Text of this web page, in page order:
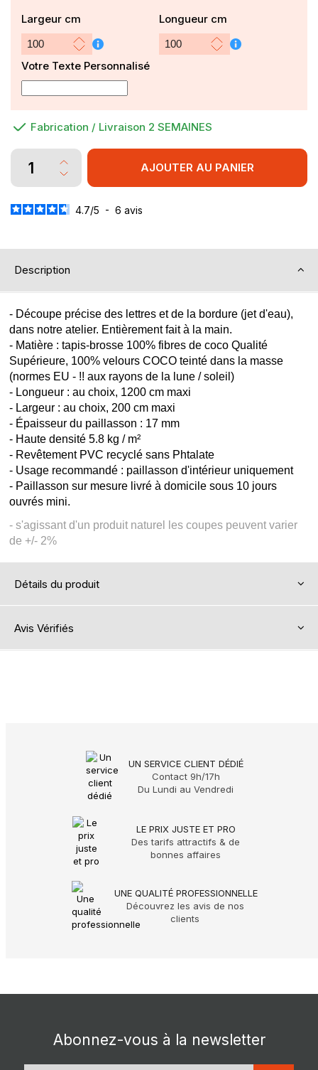
Largeur cm Longueur cm
Votre Texte Personnalisé
Fabrication / Livraison 2 SEMAINES
AJOUTER AU PANIER
4.7/5 - 6 avis
Description
- Découpe précise des lettres et de la bordure (jet d'eau),
dans notre atelier. Entièrement fait à la main.
- Matière : tapis-brosse 100% fibres de coco Qualité
Supérieure, 100% velours COCO teinté dans la masse
(normes EU - !! aux rayons de la lune / soleil)
- Longueur : au choix, 1200 cm maxi
- Largeur : au choix, 200 cm maxi
- Épaisseur du paillasson : 17 mm
- Haute densité 5.8 kg / m²
- Revêtement PVC recyclé sans Phtalate
- Usage recommandé : paillasson d'intérieur uniquement
- Paillasson sur mesure livré à domicile sous 10 jours
ouvrés mini.
- s'agissant d'un produit naturel les coupes peuvent varier
de +/- 2%
Détails du produit
Avis Vérifiés
UN SERVICE CLIENT DÉDIÉ
Contact 9h/17h
Du Lundi au Vendredi
LE PRIX JUSTE ET PRO
Des tarifs attractifs & de
bonnes affaires
UNE QUALITÉ PROFESSIONNELLE
Découvrez les avis de nos
clients
Abonnez-vous à la newsletter